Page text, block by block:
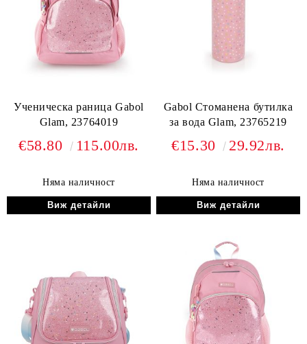
Ученическа раница Gabol
Glam, 23764019
€58.80 115.00лв.
Няма наличност
Виж детайли
Gabol Стоманена бутилка
за вода Glam, 23765219
€15.30 29.92лв.
Няма наличност
Виж детайли